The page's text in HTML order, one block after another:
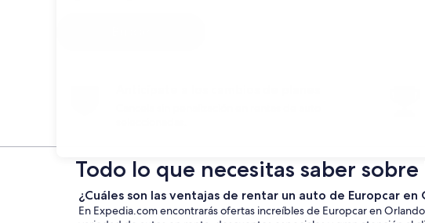
Todo lo que necesitas saber
¿Cuáles son las ventajas de rentar un auto de Europcar en
En Expedia.com encontrarás ofertas increíbles de Europcar en